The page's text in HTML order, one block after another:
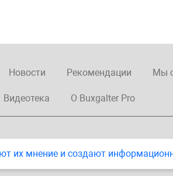
Новости Рекомендации Мы
Видеотека О Buxgalter Pro
их мнение и создают